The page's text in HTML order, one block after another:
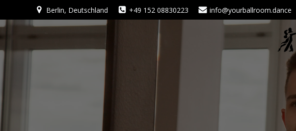
Inhalt
springen
Berlin, Deutschland +49 152 08830223 info@yourballroom.dance